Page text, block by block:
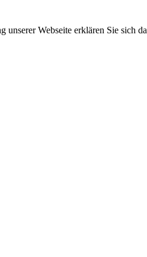
Webseite erklären Sie sich